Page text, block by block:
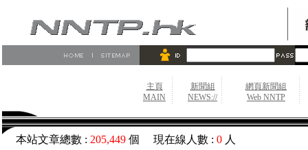
主頁
MAIN
新聞組
NEWS://
網頁新聞組
Web NNTP
本站文章總數 : 205,449 個 現在線人數 : 0 人